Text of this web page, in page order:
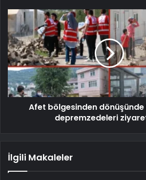
Afet bölgesinden
depremzedeleri
İlgili Makaleler